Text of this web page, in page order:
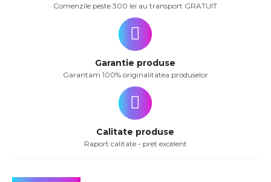
Comenzile peste 300 lei au transport GRATUIT
Garantie produse
Garantam 100% originalitatea produselor
Calitate produse
Raport calitate - pret excelent